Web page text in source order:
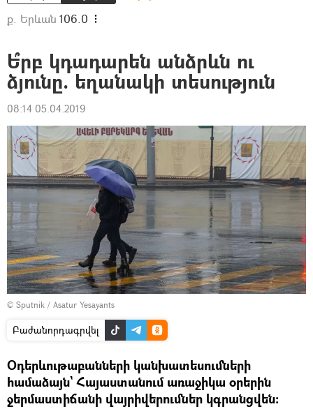
ք. Երևան 106.0
Ե՞րբ կդադարեն անձրևն ու
ձյունը. եղանակի տեսություն
08:14 05.04.2019
© Sputnik / Asatur Yesayants
Բաժանորդագրվել
Օդերևութաբանների կանխատեսումների
համաձայն` Հայաստանում առաջիկա օրերին
ջերմաստիճանի վայրիվերումներ կգրանցվեն։